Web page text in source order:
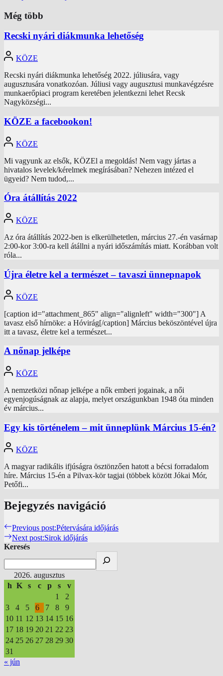
Még több
Recski nyári diákmunka lehetőség
KÖZE
Recski nyári diákmunka lehetőség 2022. júliusára, vagy
augusztusára vonatkozóan. Júliusi vagy augusztusi munkavégzésre
munkaerőpiaci program keretében jelentkezni lehet Recsk
Nagyközségi...
KÖZE a facebookon!
KÖZE
Mi vagyunk az elsők, KÖZEl a megoldás! Nem vagy jártas a
hivatalos levelek/kérelmek megírásában? Nehezen intézed el
ügyeid? Nem tudod,...
Óra átállítás 2022
KÖZE
Az óra átállítás 2022-ben is elkerülhetetlen, március 27.-én vasárnap
2:00-kor 3:00-ra kell átállni a nyári időszámítás miatt. Korábban volt
róla...
Újra életre kel a természet – tavaszi ünnepnapok
KÖZE
[caption id="attachment_865" align="alignleft" width="300"] A
tavasz első hírnöke: a Hóvirág[/caption] Március beköszöntével újra
itt a tavasz, életre kel a természet...
A nőnap jelképe
KÖZE
A nemzetközi nőnap jelképe a nők emberi jogainak, a női
egyenjogúságnak az alapja, melyet országunkban 1948 óta minden
év március...
Egy kis történelem – mit ünneplünk Március 15-én?
KÖZE
A magyar radikális ifjúságra ösztönzően hatott a bécsi forradalom
híre. Március 15-én a Pilvax-kör tagjai (többek között Jókai Mór,
Petőfi...
Bejegyzés navigáció
Previous post:Pétervására időjárás
Next post:Sirok időjárás
Keresés
2026. augusztus
h K s c p s
v
1
2
3
4 5 6 7 8
9
10 11 12 13 14 15 16
17 18 19 20 21 22 23
24 25 26 27 28 29 30
31
« jún